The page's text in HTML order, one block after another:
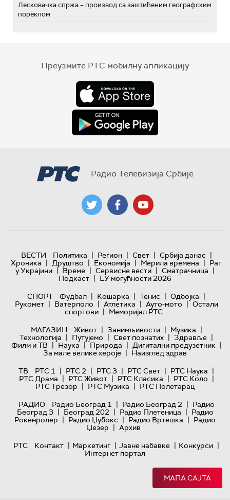
Лесковачка спржа – производ са заштићеним географским
пореклом
Преузмите РТС мобилну апликацију
Радио Телевизија Србије
ВЕСТИ Политика | Регион | Свет | Србија данас |
Хроника | Друштво | Економија | Мерила времена | Рат
у Украјини | Време | Сервисне вести | Сматрачница |
Подкаст | ЕУ могућности 2026
СПОРТ
Фудбал | Кошарка | Тенис | Одбојка |
Рукомет | Ватерполо | Атлетика | Ауто-мото | Остали
спортови | Меморијал РТС
МАГАЗИН
Живот | Занимљивости | Музика |
Технологијa | Путујемо | Свет познатих | Здравље |
Филм и ТВ | Наука | Природа | Дигитални предузетник |
За мале велике хероје | Наизглед здрав
ТВ
РТС 1 | РТС 2 | РТС 3 | РТС Свет | РТС Наука |
РТС Драма | РТС Живот | РТС Класика | РТС Коло |
РТС Трезор | РТС Музика | РТС Полетарац
РАДИО
Радио Београд 1 | Радио Београд 2 | Радио
Београд 3 | Београд 202 | Радио Плетеница | Радио
Рокенролер | Радио Џубокс | Радио Вртешка | Радио
Џезер | Архив
РТС
Контакт | Маркетинг | Јавне набавке | Конкурси |
Интернет портал
МАПА САЈТА